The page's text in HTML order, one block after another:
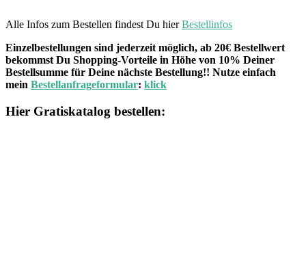
Alle Infos zum Bestellen findest Du hierBestellinfos
Einzelbestellungen sind jederzeit möglich, ab 20€ Bestellwert
bekommst Du Shopping-Vorteile in Höhe von 10% Deiner
Bestellsumme für Deine nächste Bestellung!! Nutze einfach
mein Bestellanfrageformular: klick
Hier Gratiskatalog bestellen: